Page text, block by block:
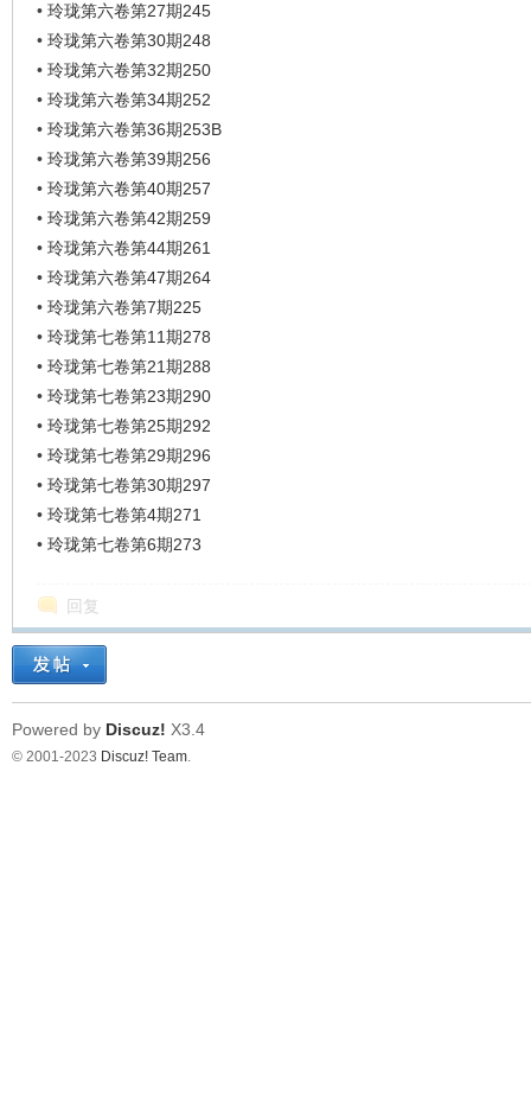
• 玲珑第六卷第27期245
• 玲珑第六卷第30期248
• 玲珑第六卷第32期250
• 玲珑第六卷第34期252
• 玲珑第六卷第36期253B
• 玲珑第六卷第39期256
• 玲珑第六卷第40期257
• 玲珑第六卷第42期259
• 玲珑第六卷第44期261
• 玲珑第六卷第47期264
• 玲珑第六卷第7期225
• 玲珑第七卷第11期278
• 玲珑第七卷第21期288
• 玲珑第七卷第23期290
• 玲珑第七卷第25期292
• 玲珑第七卷第29期296
• 玲珑第七卷第30期297
• 玲珑第七卷第4期271
• 玲珑第七卷第6期273
回复
Powered by Discuz! X3.4
© 2001-2023 Discuz! Team.